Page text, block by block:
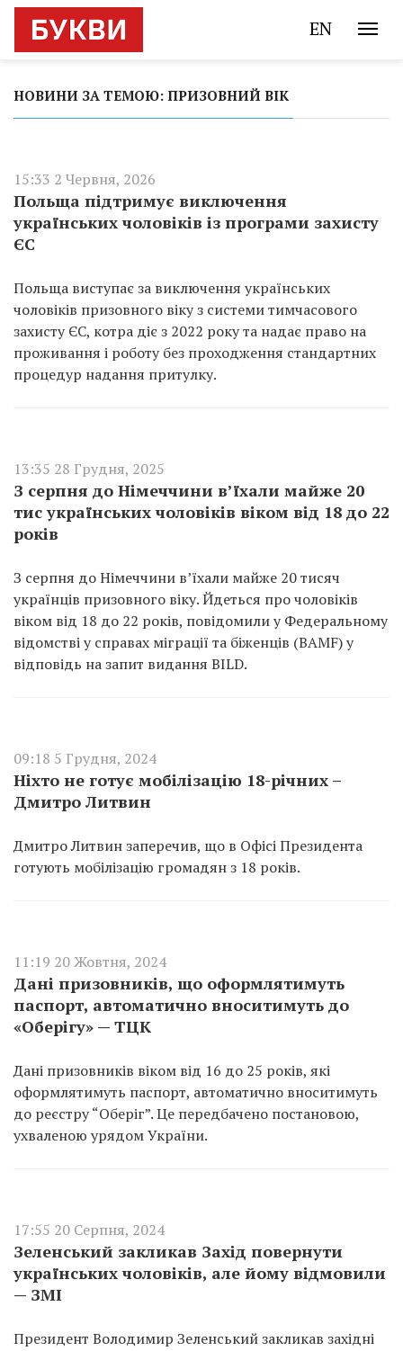
EN
НОВИНИ ЗА ТЕМОЮ: ПРИЗОВНИЙ ВІК
15:33 2 Червня, 2026
Польща підтримує виключення
українських чоловіків із програми захисту
ЄС
Польща виступає за виключення українських
чоловіків призовного віку з системи тимчасового
захисту ЄС, котра діє з 2022 року та надає право на
проживання і роботу без проходження стандартних
процедур надання притулку.
13:35 28 Грудня, 2025
З серпня до Німеччини в’їхали майже 20
тис українських чоловіків віком від 18 до 22
років
З серпня до Німеччини в’їхали майже 20 тисяч
українців призовного віку. Йдеться про чоловіків
віком від 18 до 22 років, повідомили у Федеральному
відомстві у справах міграції та біженців (BAMF) у
відповідь на запит видання BILD.
09:18 5 Грудня, 2024
Ніхто не готує мобілізацію 18-річних –
Дмитро Литвин
Дмитро Литвин заперечив, що в Офісі Президента
готують мобілізацію громадян з 18 років.
11:19 20 Жовтня, 2024
Дані призовників, що оформлятимуть
паспорт, автоматично вноситимуть до
«Оберігу» — ТЦК
Дані призовників віком від 16 до 25 років, які
оформлятимуть паспорт, автоматично вноситимуть
до реєстру “Оберіг”. Це передбачено постановою,
ухваленою урядом України.
17:55 20 Серпня, 2024
Зеленський закликав Захід повернути
українських чоловіків, але йому відмовили
— ЗМІ
Президент Володимир Зеленський закликав західні